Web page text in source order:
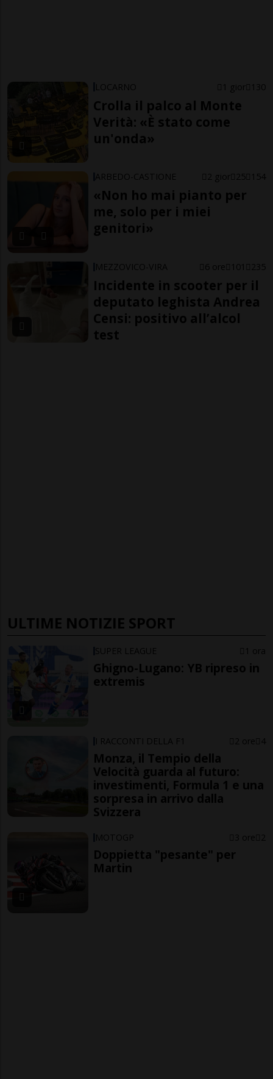
LOCARNO 1 gior 130
Crolla il palco al Monte
Verità: «È stato come
un'onda»
ARBEDO-CASTIONE 2 gior 25 154
«Non ho mai pianto per
me, solo per i miei
genitori»
MEZZOVICO-VIRA 6 ore 101 235
Incidente in scooter per il
deputato leghista Andrea
Censi: positivo all’alcol
test
ULTIME NOTIZIE SPORT
SUPER LEAGUE 1 ora
Ghigno-Lugano: YB ripreso in
extremis
I RACCONTI DELLA F1 2 ore 4
Monza, il Tempio della
Velocità guarda al futuro:
investimenti, Formula 1 e una
sorpresa in arrivo dalla
Svizzera
MOTOGP 3 ore 2
Doppietta "pesante" per
Martin